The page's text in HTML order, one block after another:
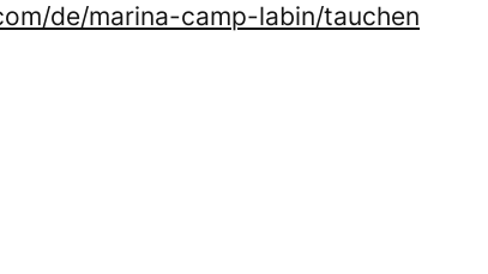
de/marina-camp-labin/tauchen